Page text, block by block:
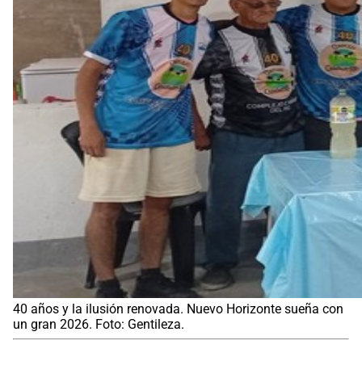
40 años y la ilusión renovada. Nuevo Horizonte sueña con
un gran 2026. Foto: Gentileza.